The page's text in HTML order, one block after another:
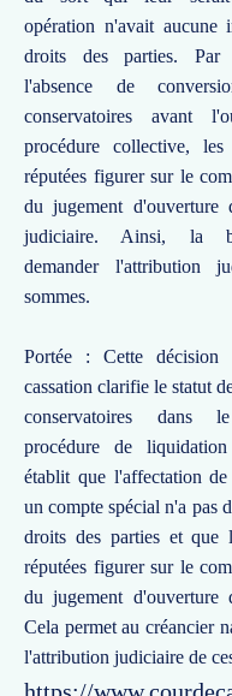
opération n'avait aucune
droits des parties. Par
l'absence de
conservatoires avant
procédure collective, les
réputées figurer sur le
du jugement d'ouverture
judiciaire. Ainsi, la
demander l'attribution
sommes.
Portée : Cette
cassation clarifie le statut
conservatoires dans
procédure de
établit que l'affectation
un compte spécial n'a pas
droits des parties et que
réputées figurer sur le
du jugement d'ouverture
Cela permet au créancier
l'attribution judiciaire de